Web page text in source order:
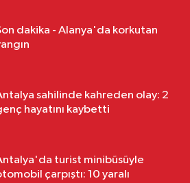
dakika - Alanya'da korkutan
sahilinde kahreden olay: 2
hayatını kaybetti
turist minibüsüyle
çarpıştı: 10 yaralı